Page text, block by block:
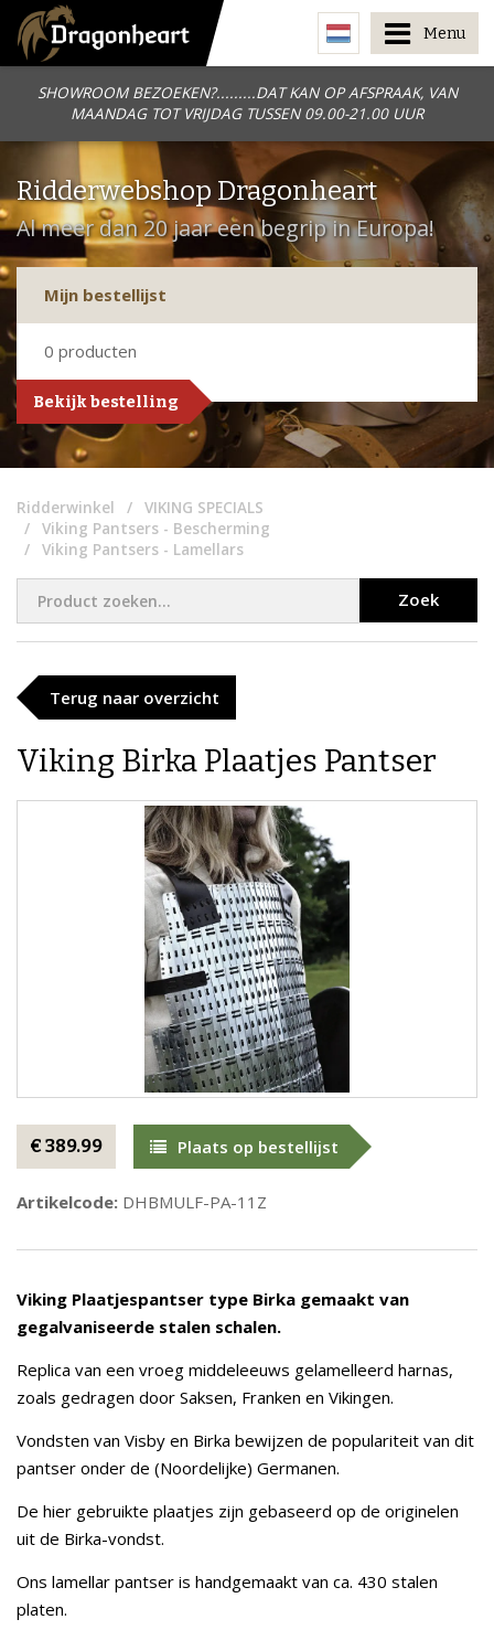
SHOWROOM BEZOEKEN?.........DAT KAN OP AFSPRAAK, VAN
MAANDAG TOT VRIJDAG TUSSEN 09.00-21.00 UUR
Menu
Ridderwebshop Dragonheart
Al meer dan 20 jaar een begrip in Europa!
Mijn bestellijst
0 producten
Bekijk bestelling
Ridderwinkel
VIKING SPECIALS
Viking Pantsers - Bescherming
Viking Pantsers - Lamellars
Zoek
Terug naar overzicht
Viking Birka Plaatjes Pantser
€ 389.99 Plaats op bestellijst
Artikelcode: DHBMULF-PA-11Z
Viking Plaatjespantser type Birka gemaakt van
gegalvaniseerde stalen schalen.
Replica van een vroeg middeleeuws gelamelleerd harnas,
zoals gedragen door Saksen, Franken en Vikingen.
Vondsten van Visby en Birka bewijzen de populariteit van dit
pantser onder de (Noordelijke) Germanen.
De hier gebruikte plaatjes zijn gebaseerd op de originelen
uit de Birka-vondst.
Ons lamellar pantser is handgemaakt van ca. 430 stalen
platen.